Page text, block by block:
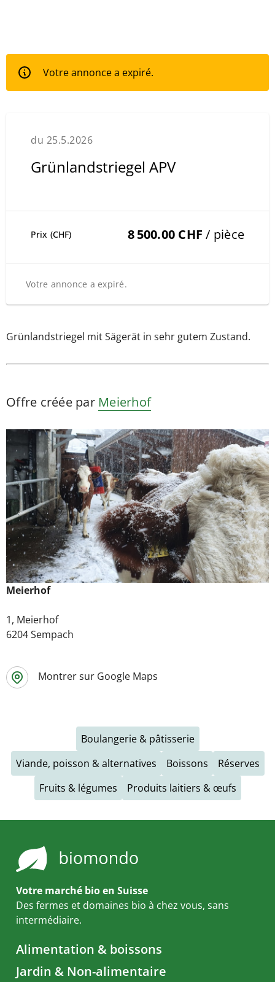
Votre annonce a expiré.
du 25.5.2026
Grünlandstriegel APV
Prix (CHF) 8 500.00 CHF / pièce
Votre annonce a expiré.
Grünlandstriegel mit Sägerät in sehr gutem Zustand.
Offre créée par Meierhof
Meierhof
1, Meierhof
6204 Sempach
Montrer sur Google Maps
Boulangerie & pâtisserie
Viande, poisson & alternatives
Boissons
Réserves
Fruits & légumes
Produits laitiers & œufs
Votre marché bio en Suisse
Des fermes et domaines bio à chez vous, sans
intermédiaire.
Alimentation & boissons
Jardin & Non-alimentaire